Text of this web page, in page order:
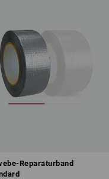
Reparaturband